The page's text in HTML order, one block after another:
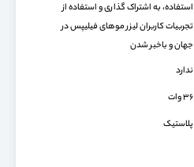
استفاده، به اشتراک گذاری و استفاده از
تجربیات کاربران لیزر موهای فیلیپس در
جهان و باخبر شدن
ندارد
۳۶ وات
پلاستیک